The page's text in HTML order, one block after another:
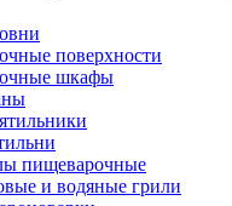
поверхности
шкафы
пищеварочные
и водяные грили